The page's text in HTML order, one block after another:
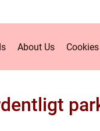
About Us Cookies